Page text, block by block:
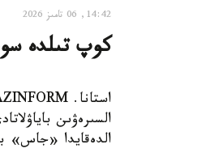
14:42, 06 تامىز 2026
كوپ تىلدە
السىرەۋىن
الدەقايدا «جاس»